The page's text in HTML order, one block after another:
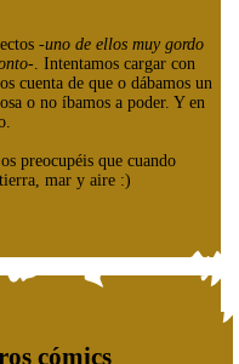
-uno de ellos muy gordo
. Intentamos cargar con
cuenta de que o dábamos un
o no íbamos a poder. Y en
preocupéis que cuando
mar y aire :)
cómics